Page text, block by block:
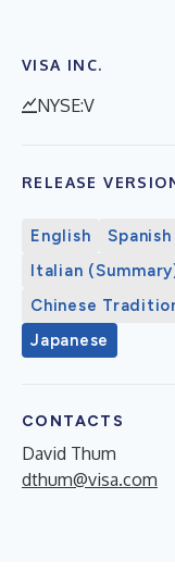
VISA INC.
NYSE:V
RELEASE
English Spanish
Italian
Chinese
Japanese
CONTACTS
David Thum
dthum@visa.com